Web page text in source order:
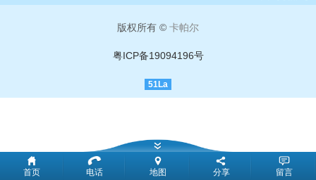
版权所有 © 卡帕尔
粤ICP备19094196号
51La
首页 电话 地图 分享 留言